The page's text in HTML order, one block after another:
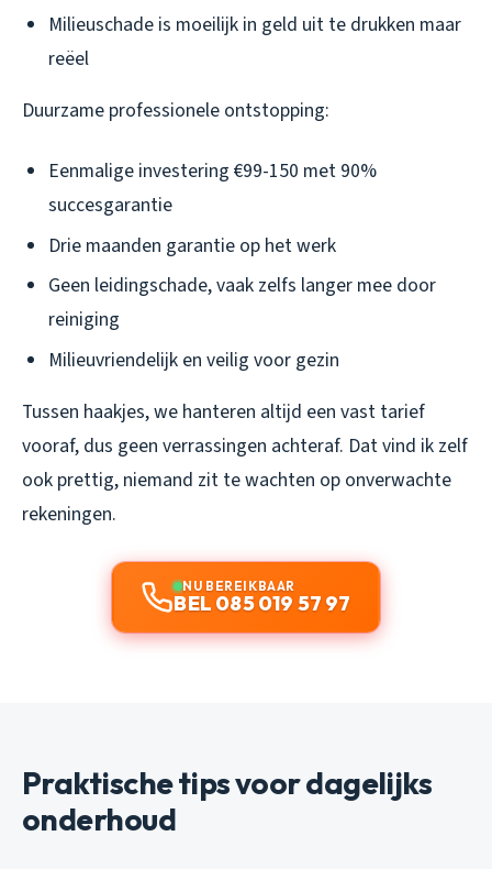
Milieuschade is moeilijk in geld uit te drukken maar
reëel
Duurzame professionele ontstopping:
Eenmalige investering €99-150 met 90%
succesgarantie
Drie maanden garantie op het werk
Geen leidingschade, vaak zelfs langer mee door
reiniging
Milieuvriendelijk en veilig voor gezin
Tussen haakjes, we hanteren altijd een vast tarief
vooraf, dus geen verrassingen achteraf. Dat vind ik zelf
ook prettig, niemand zit te wachten op onverwachte
rekeningen.
NU BEREIKBAAR
BEL 085 019 57 97
Praktische tips voor dagelijks
onderhoud